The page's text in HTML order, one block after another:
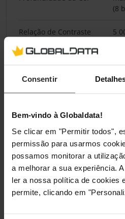
Consentir
Bem-vindo à Globaldata!
Se clicar em "Permitir todos",
permissão para usarmos
possamos monitorar a
a melhorar a sua experiência.
ler a nossa política de cookies
permite, clicando em
(8
Relação de Contraste
5
Padrão HDR
Brilho do Ecrã SDR /
Normal
30